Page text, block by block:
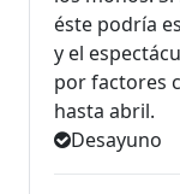
éste podría
y el
por factores
hasta abril.
Desayuno